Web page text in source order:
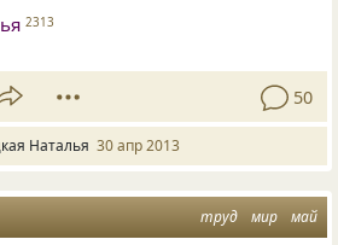
2313
50
Наталья 30 апр 2013
труд мир май